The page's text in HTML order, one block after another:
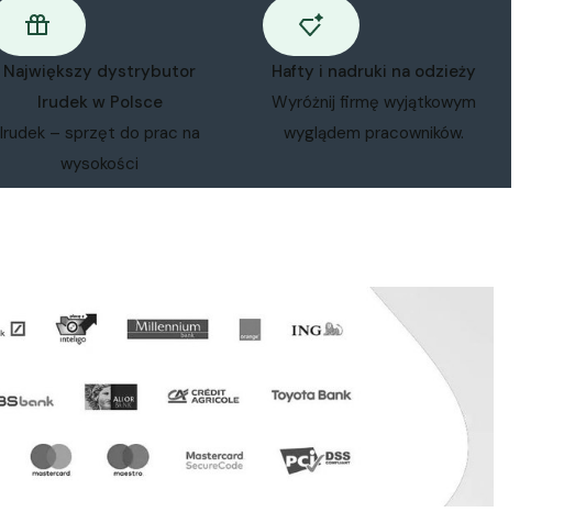
Największy dystrybutor
Irudek w Polsce
Irudek – sprzęt do prac na
wysokości
Hafty i nadruki na odzieży
Wyróżnij firmę wyjątkowym
wyglądem pracowników.